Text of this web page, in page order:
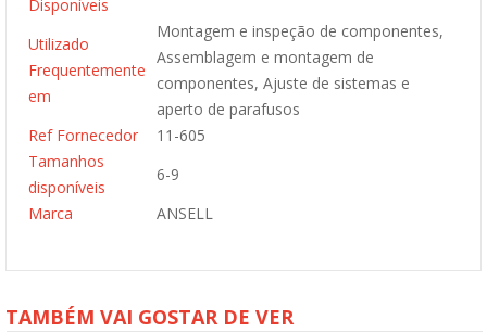
Disponíveis
Utilizado
Frequentemente
em
Montagem e inspeção de componentes,
Assemblagem e montagem de
componentes, Ajuste de sistemas e
aperto de parafusos
Ref Fornecedor
11-605
Tamanhos
disponíveis
6-9
Marca
ANSELL
TAMBÉM VAI GOSTAR DE VER